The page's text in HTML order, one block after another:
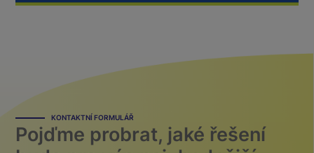
KONTAKTNÍ FORMULÁŘ
Pojďme probrat, jaké řešení